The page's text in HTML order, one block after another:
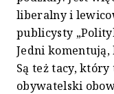
liberalny i
publicysty
Jedni komentują,
Są też tacy,
obywatelski